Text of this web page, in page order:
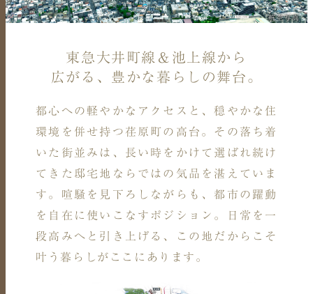
航空写真
東急大井町線＆池上線から
広がる、豊かな暮らしの舞台。
都心への軽やかなアクセスと、穏やかな住
環境を併せ持つ荏原町の高台。 その落ち着
いた街並みは、長い時をかけて選ばれ続け
てきた 邸宅地ならではの気品を湛えていま
す。
喧騒を見下ろしながらも、都市の躍動
を自在に使いこなすポジション。
日常を一
段高みへと引き上げる、この地だからこそ
叶う暮らしがここにあります。